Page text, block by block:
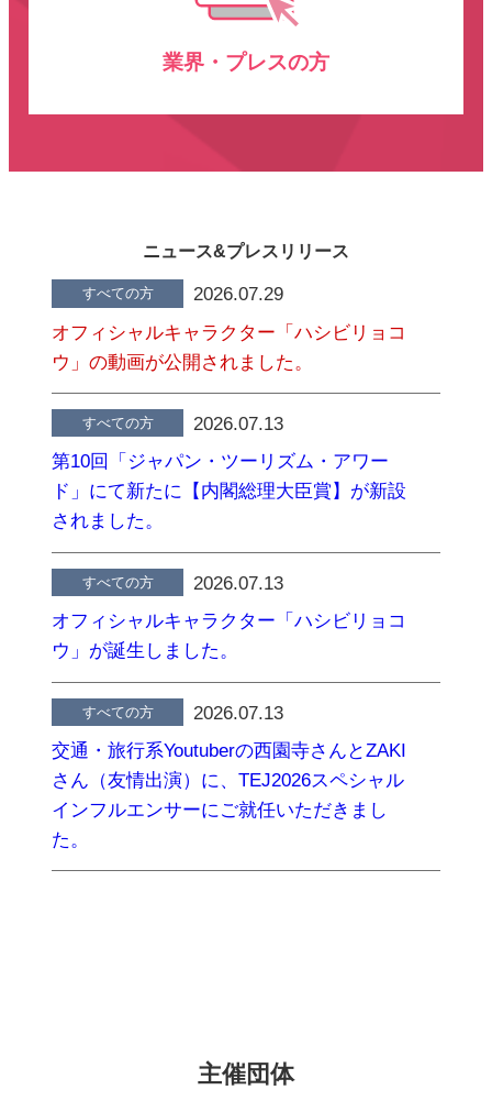
業界・プレスの方
ニュース&プレスリリース
すべての方
2026.07.29
オフィシャルキャラクター「ハシビリョコ
ウ」の動画が公開されました。
すべての方
2026.07.13
第10回「ジャパン・ツーリズム・アワー
ド」にて新たに【内閣総理大臣賞】が新設
されました。
すべての方
2026.07.13
オフィシャルキャラクター「ハシビリョコ
ウ」が誕生しました。
すべての方
2026.07.13
交通・旅行系Youtuberの西園寺さんとZAKI
さん（友情出演）に、TEJ2026スペシャル
インフルエンサーにご就任いただきまし
た。
主催団体